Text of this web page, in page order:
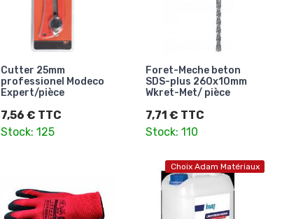
Cutter 25mm
professionel Modeco
Expert/pièce
7,56 € TTC
Stock: 125
Foret-Meche beton
SDS-plus 260x10mm
Wkret-Met/ pièce
7,71 € TTC
Stock: 110
Choix Adam Matériaux